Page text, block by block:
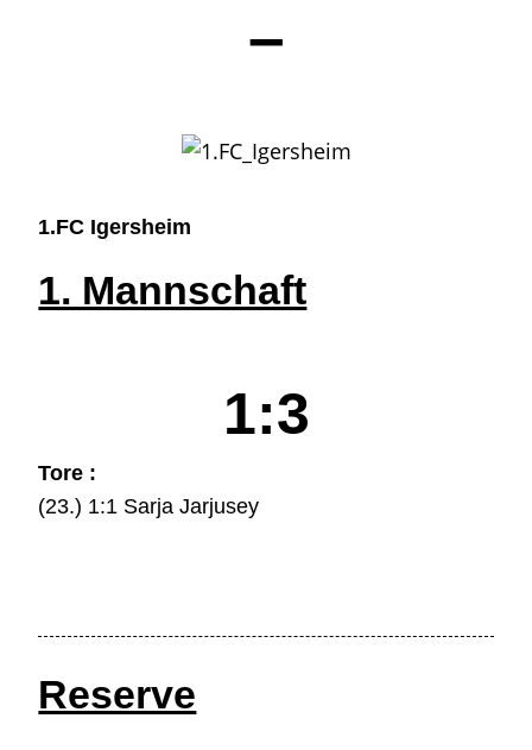
–
1.FC Igersheim
1. Mannschaft
1:3
Tore :
(23.) 1:1 Sarja Jarjusey
Reserve